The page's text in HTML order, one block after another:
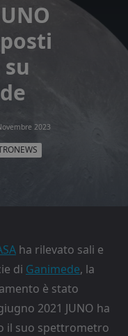
2023
ha rilevato sali e
di Ganimede, la
è stato
2021 JUNO ha
il suo spettrometro